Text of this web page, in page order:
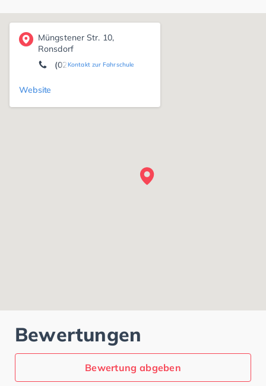
Müngstener Str. 10,
Ronsdorf
Kontakt zur Fahrschule
(0202) 51 56 01 10
Website
Bewertungen
Bewertung abgeben